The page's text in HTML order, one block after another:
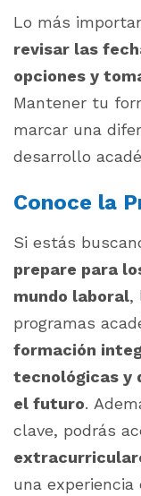
Lo más
revisar las
opciones y
Mantener tu
marcar una
desarrollo
Conoce la
Si estás
prepare para
mundo laboral,
programas
formación
tecnológicas y
el futuro.
clave, podrás
una